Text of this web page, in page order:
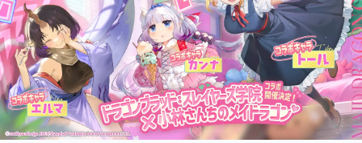
電ファミのいま読まれている記事ランキング
アプリセール情報
インタビュー
連載・特集一覧